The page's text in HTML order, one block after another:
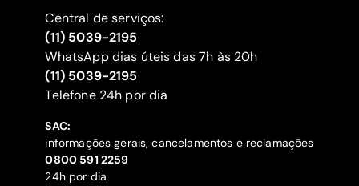
Central de serviços:
(11) 5039-2195
WhatsApp dias úteis das 7h às 20h
(11) 5039-2195
‍Telefone 24h por dia
SAC:
informações gerais, cancelamentos e reclamações
‍0800 591 2259
24h por dia